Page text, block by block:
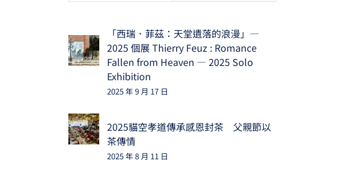
「西瑞．菲茲：天堂遺落的浪漫」—
2025 個展 Thierry Feuz : Romance
Fallen from Heaven — 2025 Solo
Exhibition
2025 年 9 月 17 日
2025貓空孝道傳承感恩封茶 父親節以
茶傳情
2025 年 8 月 11 日